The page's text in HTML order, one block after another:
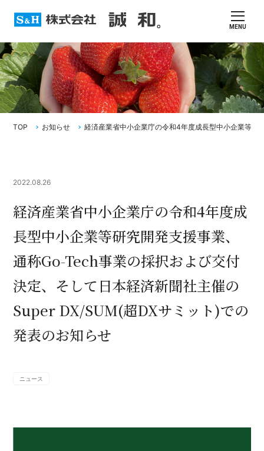
MENU
TOP お知らせ 経済産業省中小企業庁の令和4年度成長型中小企業等
2022.08.26
経済産業省中小企業庁の令和4年度成
長型中小企業等研究開発支援事業、
通称Go-Tech事業の採択および交付
決定、そして日本経済新聞社主催の
Super DX/SUM(超DXサミット)での
発表のお知らせ
ニュース